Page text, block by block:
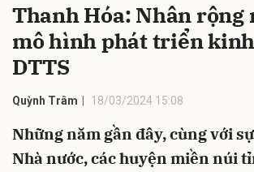
Thanh Hóa: Nhân rộng
mô hình phát triển
DTTS
Quỳnh Trâm 18/03/2024 15:08
Những năm gần đây, cùng với
Nhà nước, các huyện miền núi